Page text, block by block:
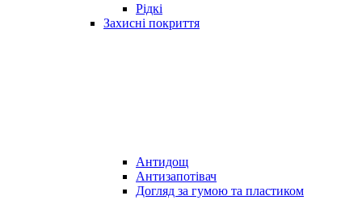
Рідкі
Захисні покриття
Антидощ
Антизапотівач
Догляд за гумою та пластиком